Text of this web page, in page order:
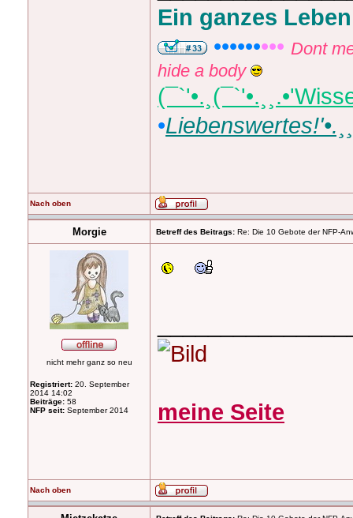
Ein ganzes
••••••••• Dont
hide a body
•
Nach oben
Morgie Betreff des Beitrags: Re: Die 10 Gebote der NFP-
nicht mehr ganz so neu
Registriert: 20. September
2014 14:02
Beiträge: 58
NFP seit: September 2014 meine Seite
Nach oben